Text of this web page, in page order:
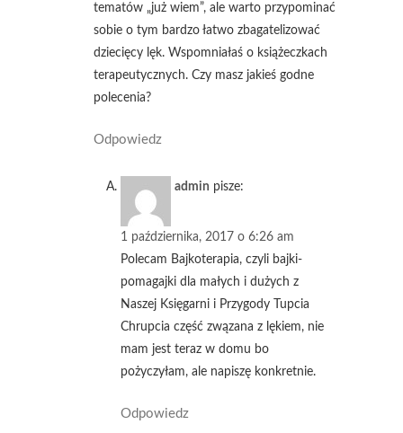
tematów „już wiem”, ale warto przypominać
sobie o tym bardzo łatwo zbagatelizować
dziecięcy lęk. Wspomniałaś o książeczkach
terapeutycznych. Czy masz jakieś godne
polecenia?
Odpowiedz
admin pisze:
1 października, 2017 o 6:26 am
Polecam Bajkoterapia, czyli bajki-
pomagajki dla małych i dużych z
Naszej Księgarni i Przygody Tupcia
Chrupcia część zwązana z lękiem, nie
mam jest teraz w domu bo
pożyczyłam, ale napiszę konkretnie.
Odpowiedz